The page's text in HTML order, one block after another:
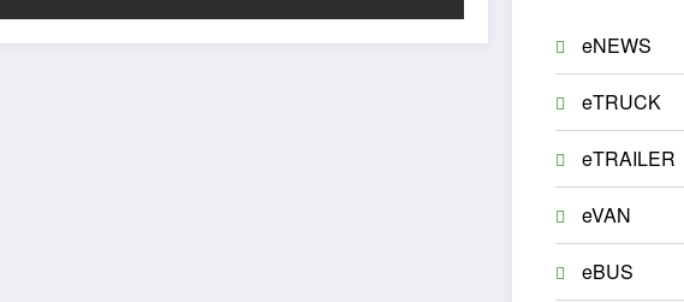
eNEWS
eTRUCK
eTRAILER
eVAN
eBUS